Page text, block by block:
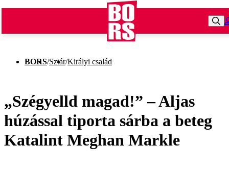
BORS/Sztár/Királyi család
„Szégyelld magad!” – Aljas
húzással tiporta sárba a beteg
Katalint Meghan Markle